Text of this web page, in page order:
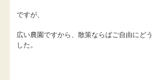
ですが、
広い農園ですから、散策ならばご自由にど
した。